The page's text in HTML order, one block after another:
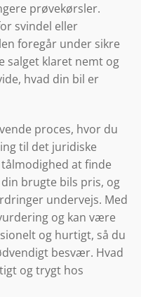
prøvekørsler.
svindel eller
foregår under sikre
salget klaret nemt og
hvad din bil er
proces, hvor du
til det juridiske
at finde
brugte bils pris, og
undervejs. Med
og kan være
og hurtigt, så du
besvær. Hvad
og trygt hos